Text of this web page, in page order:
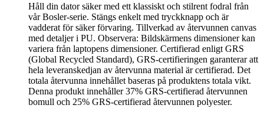
Håll din dator säker med ett klassiskt och stilrent fodral från
vår Bosler-serie. Stängs enkelt med tryckknapp och är
vadderat för säker förvaring. Tillverkad av återvunnen canvas
med detaljer i PU. Observera: Bildskärmens dimensioner kan
variera från laptopens dimensioner. Certifierad enligt GRS
(Global Recycled Standard), GRS-certifieringen garanterar att
hela leveranskedjan av återvunna material är certifierad. Det
totala återvunna innehållet baseras på produktens totala vikt.
Denna produkt innehåller 37% GRS-certifierad återvunnen
bomull och 25% GRS-certifierad återvunnen polyester.